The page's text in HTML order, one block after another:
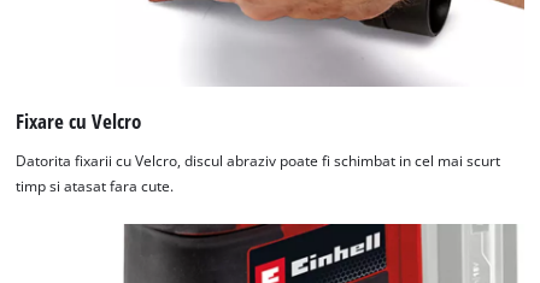
Fixare cu Velcro
Datorita fixarii cu Velcro, discul abraziv poate fi schimbat in cel mai scurt
timp si atasat fara cute.